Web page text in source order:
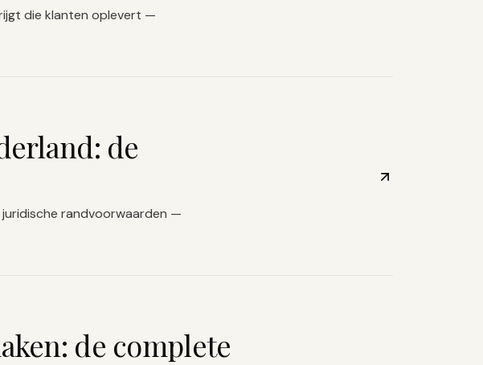
die klanten oplevert —
de
randvoorwaarden —
de complete